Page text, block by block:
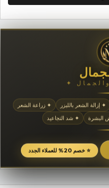
✦
✦ إزالة الشعر بالليزر
✦ زراعة الشعر
البشرة ✦ شد التجاعيد
⭐ خصم 20% للعملاء الجدد